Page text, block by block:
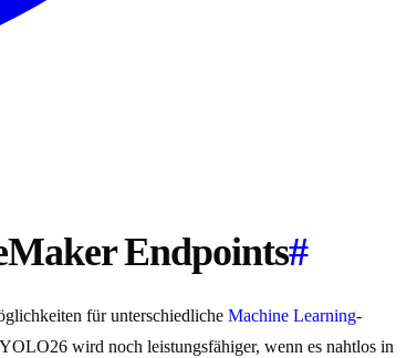
Endpoints#
für unterschiedliche Machine Learning-
wird noch leistungsfähiger, wenn es nahtlos in